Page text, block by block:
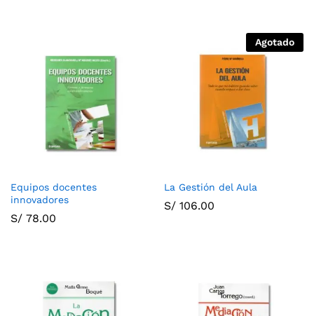
Equipos docentes
innovadores
S/ 78.00
Agotado
La Gestión del Aula
S/ 106.00